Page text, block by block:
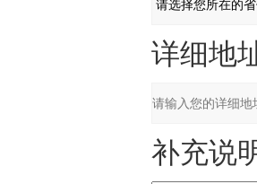
详细地址
补充说明